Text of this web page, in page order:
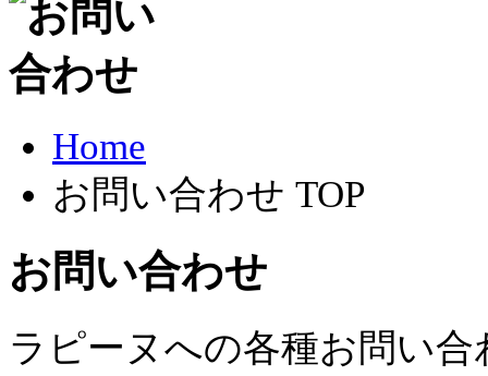
Home
お問い合わせ TOP
お問い合わせ
ラピーヌへの各種お問い